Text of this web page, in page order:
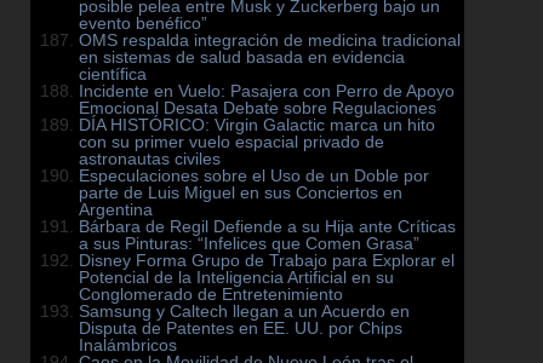
posible pelea entre Musk y Zuckerberg bajo un
evento benéfico”
OMS respalda integración de medicina tradicional
en sistemas de salud basada en evidencia
científica
Incidente en Vuelo: Pasajera con Perro de Apoyo
Emocional Desata Debate sobre Regulaciones
DÍA HISTÓRICO: Virgin Galactic marca un hito
con su primer vuelo espacial privado de
astronautas civiles
Especulaciones sobre el Uso de un Doble por
parte de Luis Miguel en sus Conciertos en
Argentina
Bárbara de Regil Defiende a su Hija ante Críticas
a sus Pinturas: “Infelices que Comen Grasa”
Disney Forma Grupo de Trabajo para Explorar el
Potencial de la Inteligencia Artificial en su
Conglomerado de Entretenimiento
Samsung y Caltech llegan a un Acuerdo en
Disputa de Patentes en EE. UU. por Chips
Inalámbricos